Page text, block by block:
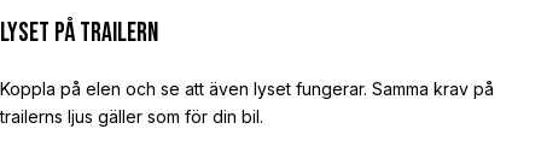
Lyset på trailern
Koppla på elen och se att även lyset fungerar. Samma krav på
trailerns ljus gäller som för din bil.